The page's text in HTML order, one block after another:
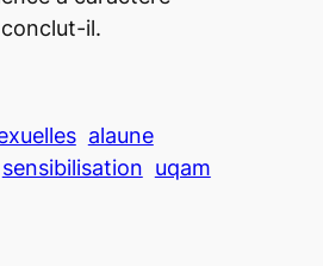
il.
alaune
sensibilisation uqam